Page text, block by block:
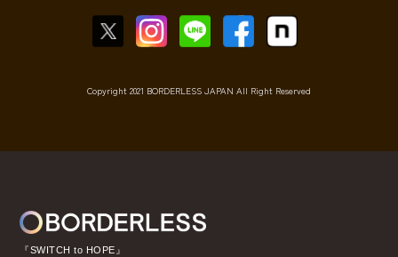
Copyright 2021 BORDERLESS JAPAN All Right Reserved
『SWITCH to HOPE』